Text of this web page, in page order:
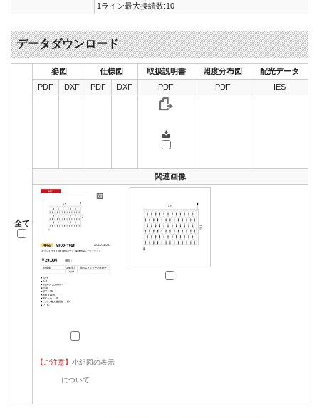
1ライン最大接続数:10
データダウンロード
全て
姿図 仕様図 取扱説明書 照度分布図
配光データ
PDF
DXF PDF DXF PDF PDF IES
関連画像
【ご注意】 小組図の表示
について